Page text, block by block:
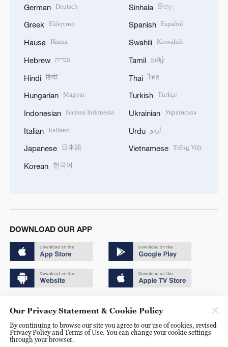
German Deutsch
Greek Ελληνικά
Hausa Hausa
Hebrew עברית
Hindi हिन्दी
Hungarian Magyar
Indonesian Bahasa Indonesia
Italian Italiano
Japanese 日本語
Korean 한국어
Sinhala සිංහල
Spanish Español
Swahili Kiswahili
Tamil தமிழ்
Thai ไทย
Turkish Türkçe
Ukrainian Українська
Urdu اردو
Vietnamese Tiếng Việt
DOWNLOAD OUR APP
京ICP备20000184号
京公网安备 11010502050052号
Our Privacy Statement & Cookie Policy
By continuing to browse our site you agree to our use of cookies, revised
Privacy Policy and Terms of Use. You can change your cookie settings
through your browser.